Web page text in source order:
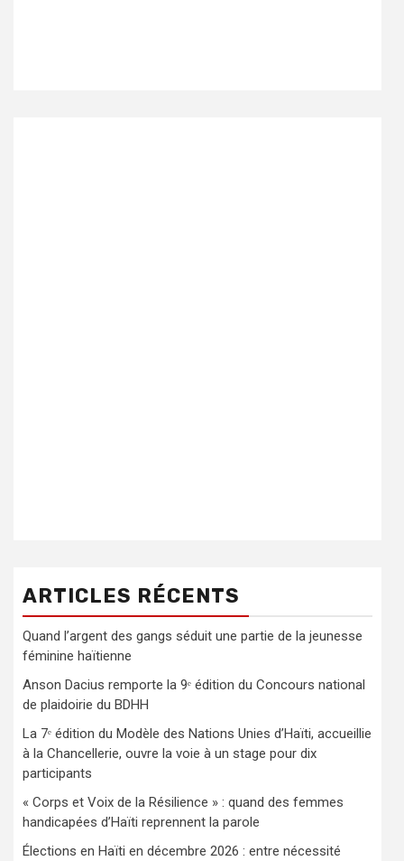
ARTICLES RÉCENTS
Quand l’argent des gangs séduit une partie de la jeunesse
féminine haïtienne
Anson Dacius remporte la 9ᵉ édition du Concours national
de plaidoirie du BDHH
La 7ᵉ édition du Modèle des Nations Unies d’Haïti, accueillie
à la Chancellerie, ouvre la voie à un stage pour dix
participants
« Corps et Voix de la Résilience » : quand des femmes
handicapées d’Haïti reprennent la parole
Élections en Haïti en décembre 2026 : entre nécessité